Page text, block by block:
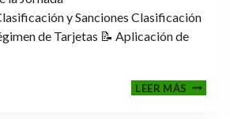
y Sanciones Clasificación
de Tarjetas 📝 Aplicación de
LEER MÁSFASE